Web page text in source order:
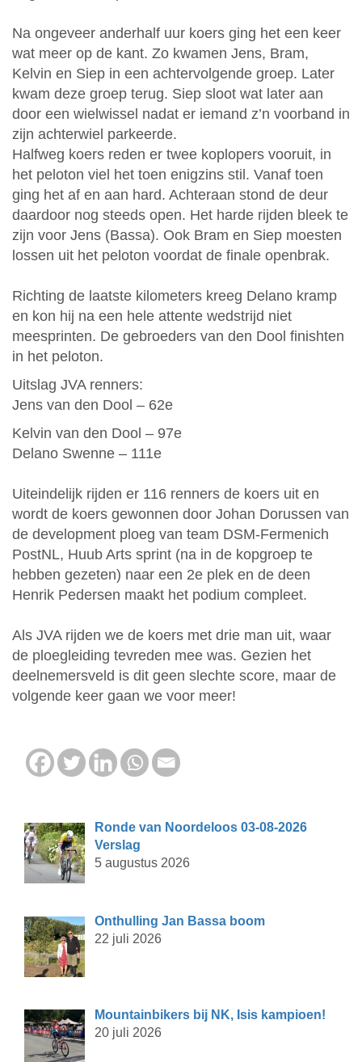
Na ongeveer anderhalf uur koers ging het een keer
wat meer op de kant. Zo kwamen Jens, Bram,
Kelvin en Siep in een achtervolgende groep. Later
kwam deze groep terug. Siep sloot wat later aan
door een wielwissel nadat er iemand z’n voorband in
zijn achterwiel parkeerde.
Halfweg koers reden er twee koplopers vooruit, in
het peloton viel het toen enigzins stil. Vanaf toen
ging het af en aan hard. Achteraan stond de deur
daardoor nog steeds open. Het harde rijden bleek te
zijn voor Jens (Bassa). Ook Bram en Siep moesten
lossen uit het peloton voordat de finale openbrak.
Richting de laatste kilometers kreeg Delano kramp
en kon hij na een hele attente wedstrijd niet
meesprinten. De gebroeders van den Dool finishten
in het peloton.
Uitslag JVA renners:
Jens van den Dool – 62e
Kelvin van den Dool – 97e
Delano Swenne – 111e
Uiteindelijk rijden er 116 renners de koers uit en
wordt de koers gewonnen door Johan Dorussen van
de development ploeg van team DSM-Fermenich
PostNL, Huub Arts sprint (na in de kopgroep te
hebben gezeten) naar een 2e plek en de deen
Henrik Pedersen maakt het podium compleet.
Als JVA rijden we de koers met drie man uit, waar
de ploegleiding tevreden mee was. Gezien het
deelnemersveld is dit geen slechte score, maar de
volgende keer gaan we voor meer!
Ronde van Noordeloos 03-08-2026
Verslag
5 augustus 2026
Onthulling Jan Bassa boom
22 juli 2026
Mountainbikers bij NK, Isis kampioen!
20 juli 2026